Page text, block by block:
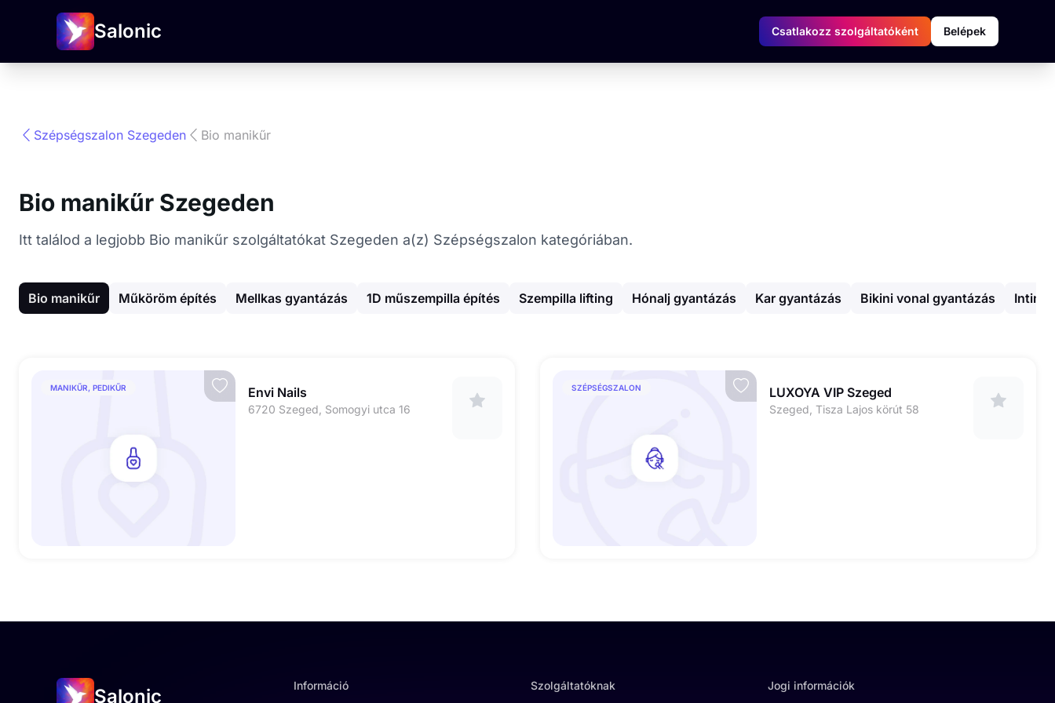
Salonic Csatlakozz szolgáltatóként Belépek
Szépségszalon Szegeden Bio manikűr
Bio manikűr Szegeden
Itt találod a legjobb Bio manikűr szolgáltatókat Szegeden a(z) Szépségszalon kategóriában.
Bio manikűr Műköröm építés Mellkas gyantázás 1D műszempilla építés Szempilla lifting Hónalj gyantázás Kar gyantázás Bikini vonal gyantázás Intim
MANIKŰR, PEDIKŰR Envi Nails
6720 Szeged, Somogyi utca 16
SZÉPSÉGSZALON LUXOYA VIP Szeged
Szeged, Tisza Lajos körút 58
Salonic Információ Szolgáltatóknak Jogi információk